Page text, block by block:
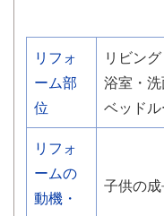
リフォ
ーム部
位
リビン
浴室・
ベッド
リフォ
ームの
動機・
子供の